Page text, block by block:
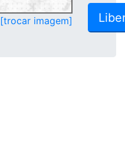
[trocar imagem]